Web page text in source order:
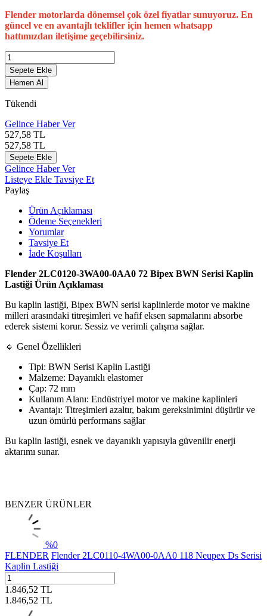
Flender motorlarda dönemsel çok özel fiyatlar sunuyoruz. En
güncel ve en avantajlı teklifler için hemen whatsapp
hattımızdan iletişime geçebilirsiniz.
Sepete Ekle
Hemen Al
Tükendi
Gelince Haber Ver
527,58 TL
527,58 TL
Sepete Ekle
Gelince Haber Ver
Listeye Ekle Tavsiye Et
Paylaş
Ürün Açıklaması
Ödeme Seçenekleri
Yorumlar
Tavsiye Et
İade Koşulları
Flender 2LC0120-3WA00-0AA0 72 Bipex BWN Serisi Kaplin
Lastiği Ürün Açıklaması
Bu kaplin lastiği, Bipex BWN serisi kaplinlerde motor ve makine
milleri arasındaki titreşimleri ve hafif eksen sapmalarını absorbe
ederek sistemi korur. Sessiz ve verimli çalışma sağlar.
🔹 Genel Özellikleri
Tipi: BWN Serisi Kaplin Lastiği
Malzeme: Dayanıklı elastomer
Çap: 72 mm
Kullanım Alanı: Endüstriyel motor ve makine kaplinleri
Avantajı: Titreşimleri azaltır, bakım gereksinimini düşürür ve
uzun ömürlü performans sağlar
Bu kaplin lastiği, esnek ve dayanıklı yapısıyla güvenilir enerji
aktarımı sunar.
BENZER ÜRÜNLER
%0
FLENDER Flender 2LC0110-4WA00-0AA0 118 Neupex Ds Serisi
Kaplin Lastiği
1.846,52 TL
1.846,52 TL